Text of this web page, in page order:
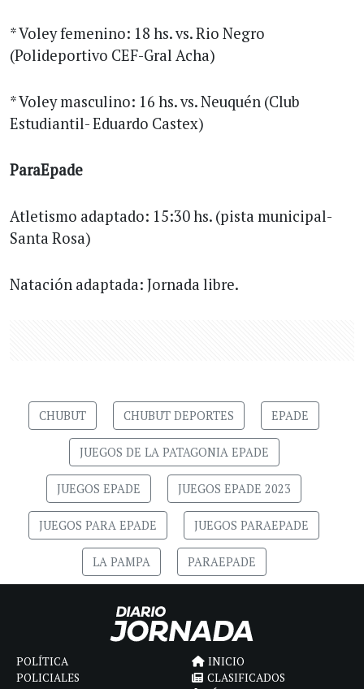
* Voley femenino: 18 hs. vs. Rio Negro
(Polideportivo CEF-Gral Acha)
* Voley masculino: 16 hs. vs. Neuquén (Club
Estudiantil- Eduardo Castex)
ParaEpade
Atletismo adaptado: 15:30 hs. (pista municipal-
Santa Rosa)
Natación adaptada: Jornada libre.
CHUBUT CHUBUT DEPORTES EPADE
JUEGOS DE LA PATAGONIA EPADE
JUEGOS EPADE JUEGOS EPADE 2023
JUEGOS PARA EPADE JUEGOS PARAEPADE
LA PAMPA PARAEPADE
POLÍTICA
POLICIALES
INICIO
CLASIFICADOS